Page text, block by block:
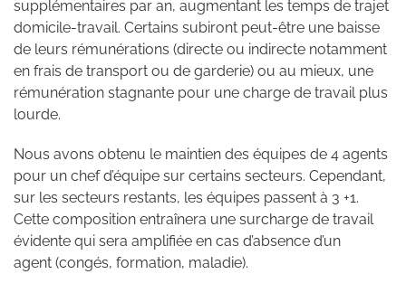
supplémentaires par an, augmentant les temps de trajet
domicile-travail. Certains subiront peut-être une baisse
de leurs rémunérations (directe ou indirecte notamment
en frais de transport ou de garderie) ou au mieux, une
rémunération stagnante pour une charge de travail plus
lourde.
Nous avons obtenu le maintien des équipes de 4 agents
pour un chef d’équipe sur certains secteurs. Cependant,
sur les secteurs restants, les équipes passent à 3 +1.
Cette composition entraînera une surcharge de travail
évidente qui sera amplifiée en cas d’absence d’un
agent (congés, formation, maladie).